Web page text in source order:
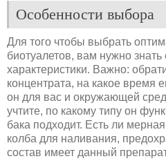
Особенности выбора
Для того чтобы выбрать
биотуалетов, вам нужно знать
характеристики. Важно:
концентрата, на какое время
он для вас и окружающей
учтите, по какому типу он
бака подходит. Есть ли
колба для наливания,
состав имеет данный